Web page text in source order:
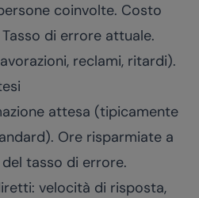
coinvolte. Costo
di errore attuale.
reclami, ritardi).
attesa (tipicamente
Ore risparmiate a
tasso di errore.
velocità di risposta,